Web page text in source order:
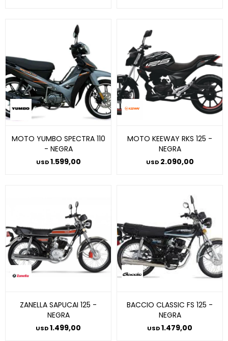
MOTO YUMBO SPECTRA 110
- NEGRA
USD1.599,00
MOTO KEEWAY RKS 125 -
NEGRA
USD 2.090,00
ZANELLA SAPUCAI 125 -
NEGRA
USD1.499,00
BACCIO CLASSIC FS 125 -
NEGRA
USD1.479,00